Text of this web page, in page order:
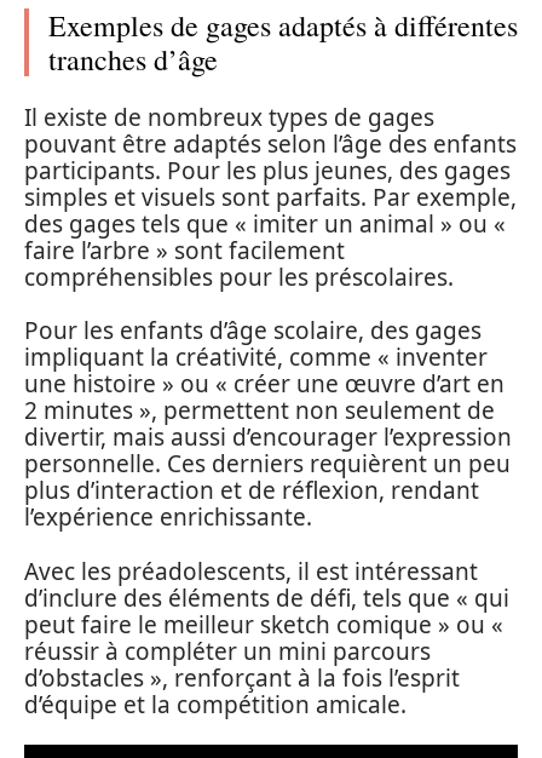
Exemples de gages adaptés à différentes
tranches d’âge
Il existe de nombreux types de gages
pouvant être adaptés selon l’âge des enfants
participants. Pour les plus jeunes, des gages
simples et visuels sont parfaits. Par exemple,
des gages tels que « imiter un animal » ou «
faire l’arbre » sont facilement
compréhensibles pour les préscolaires.
Pour les enfants d’âge scolaire, des gages
impliquant la créativité, comme « inventer
une histoire » ou « créer une œuvre d’art en
2 minutes », permettent non seulement de
divertir, mais aussi d’encourager l’expression
personnelle. Ces derniers requièrent un peu
plus d’interaction et de réflexion, rendant
l’expérience enrichissante.
Avec les préadolescents, il est intéressant
d’inclure des éléments de défi, tels que « qui
peut faire le meilleur sketch comique » ou «
réussir à compléter un mini parcours
d’obstacles », renforçant à la fois l’esprit
d’équipe et la compétition amicale.